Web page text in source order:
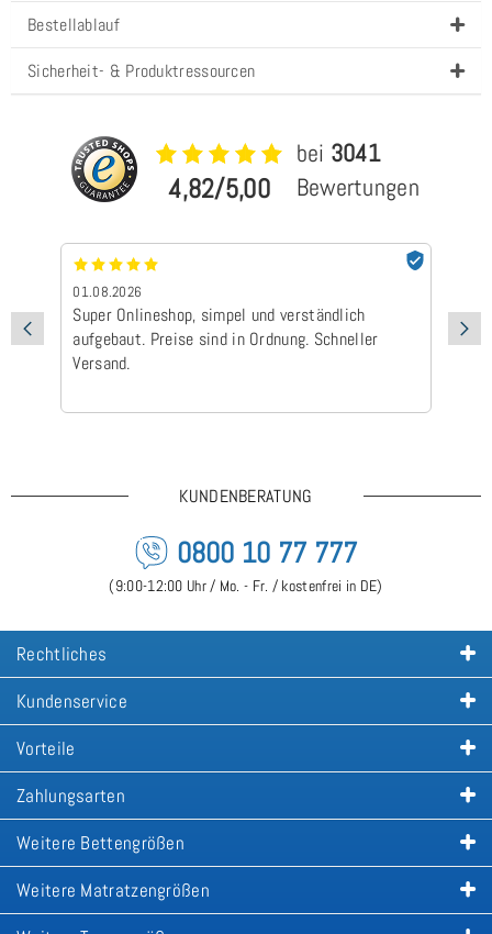
Bestellablauf
Sicherheit- & Produktressourcen
4,82/5,00
bei 3041
Bewertungen
01.08.2026
Super Onlineshop, simpel und verständlich
aufgebaut. Preise sind in Ordnung. Schneller
Versand.
KUNDENBERATUNG
0800 10 77 777
(9:00-12:00 Uhr / Mo. - Fr. / kostenfrei in DE)
Rechtliches
Kundenservice
Vorteile
Zahlungsarten
Weitere Bettengrößen
Weitere Matratzengrößen